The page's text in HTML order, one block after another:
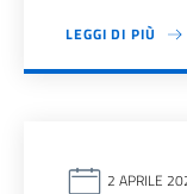
LEGGI DI PIÙ
2 APRILE